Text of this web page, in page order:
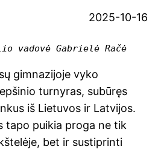
2025-10-16
vadovė Gabrielė Račė
gimnazijoje vyko
turnyras, subūręs
iš Lietuvos ir Latvijos.
tapo puikia proga ne tik
bet ir sustiprinti